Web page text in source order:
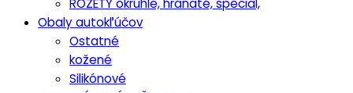
ROZETY okrúhle, hranaté, špecial,
Obaly autokľúčov
Ostatné
kožené
Silikónové